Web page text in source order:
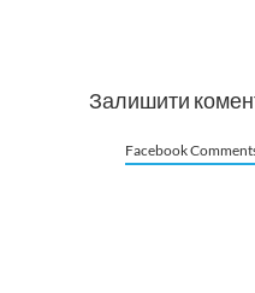
Залишити
Facebook